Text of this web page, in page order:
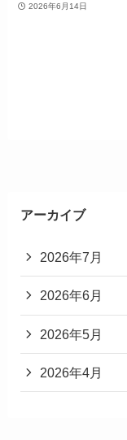
2026年6月14日
アーカイブ
2026年7月
2026年6月
2026年5月
2026年4月